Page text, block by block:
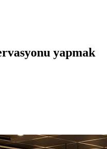
yapmak